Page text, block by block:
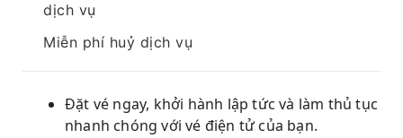
dịch vụ
Miễn phí huỷ dịch vụ
Đặt vé ngay, khởi hành lập tức và làm thủ tục
nhanh chóng với vé điện tử của bạn.